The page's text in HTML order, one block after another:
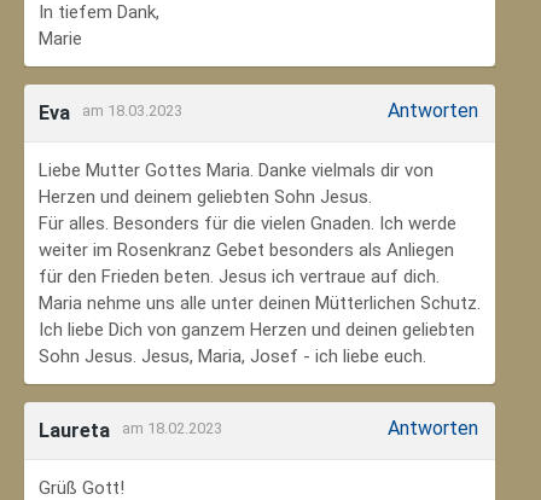
In tiefem Dank,
Marie
Eva am 18.03.2023 Antworten
Liebe Mutter Gottes Maria. Danke vielmals dir von
Herzen und deinem geliebten Sohn Jesus.
Für alles. Besonders für die vielen Gnaden. Ich werde
weiter im Rosenkranz Gebet besonders als Anliegen
für den Frieden beten. Jesus ich vertraue auf dich.
Maria nehme uns alle unter deinen Mütterlichen Schutz.
Ich liebe Dich von ganzem Herzen und deinen geliebten
Sohn Jesus. Jesus, Maria, Josef - ich liebe euch.
Laureta am 18.02.2023 Antworten
Grüß Gott!